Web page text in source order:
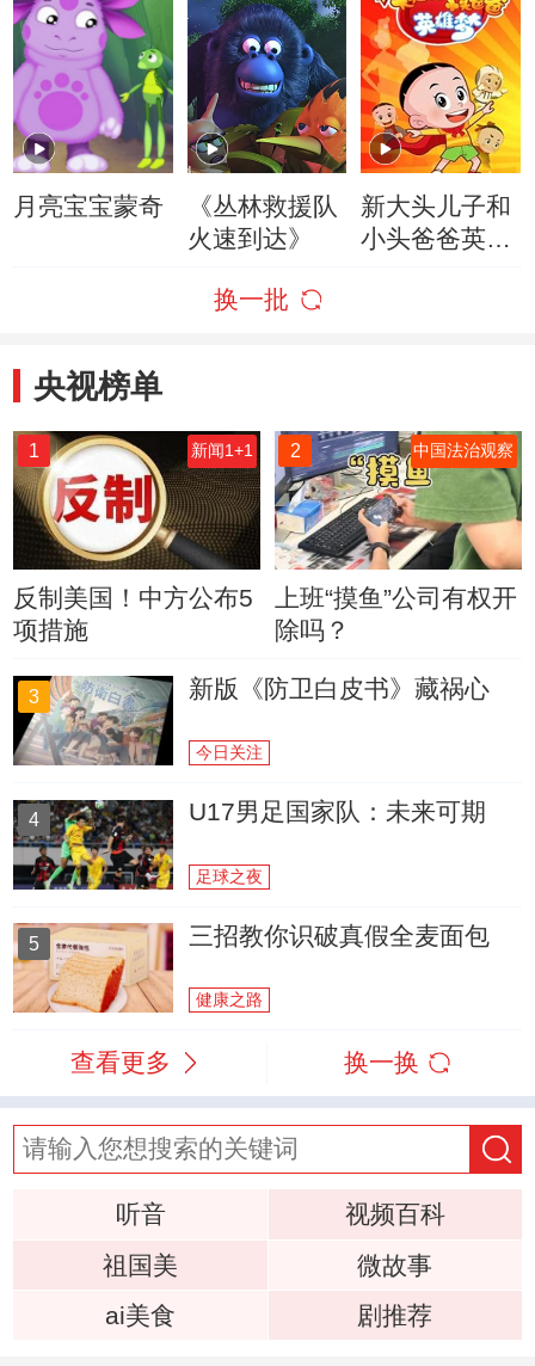
月亮宝宝蒙奇
《丛林救援队
火速到达》
新大头儿子和
小头爸爸英雄
换一批
央视榜单
1 新闻1+1
反制美国！中方公布5
项措施
2 中国法治观察
上班“摸鱼”公司有权开
除吗？
3 新版《防卫白皮书》藏祸心
今日关注
4 U17男足国家队：未来可期
足球之夜
5 三招教你识破真假全麦面包
健康之路
查看更多 换一换
听音
视频百科
祖国美
微故事
ai美食
剧推荐